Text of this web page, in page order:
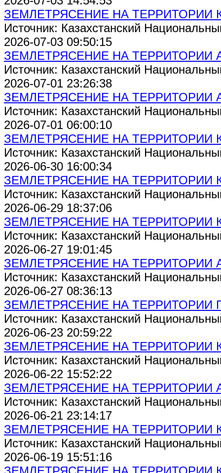
ЗЕМЛЕТРЯСЕНИЕ НА ТЕРРИТОРИИ
Источник: Казахстанский
2026-07-03 09:50:15
ЗЕМЛЕТРЯСЕНИЕ НА ТЕРРИТОРИИ
Источник: Казахстанский
2026-07-01 23:26:38
ЗЕМЛЕТРЯСЕНИЕ НА ТЕРРИТОРИИ
Источник: Казахстанский
2026-07-01 06:00:10
ЗЕМЛЕТРЯСЕНИЕ НА ТЕРРИТОРИИ
Источник: Казахстанский
2026-06-30 16:00:34
ЗЕМЛЕТРЯСЕНИЕ НА ТЕРРИТОРИИ
Источник: Казахстанский
2026-06-29 18:37:06
ЗЕМЛЕТРЯСЕНИЕ НА ТЕРРИТОРИИ
Источник: Казахстанский
2026-06-27 19:01:45
ЗЕМЛЕТРЯСЕНИЕ НА ТЕРРИТОРИИ
Источник: Казахстанский
2026-06-27 08:36:13
ЗЕМЛЕТРЯСЕНИЕ НА ТЕРРИТОРИИ
Источник: Казахстанский
2026-06-23 20:59:22
ЗЕМЛЕТРЯСЕНИЕ НА ТЕРРИТОРИИ
Источник: Казахстанский
2026-06-22 15:52:22
ЗЕМЛЕТРЯСЕНИЕ НА ТЕРРИТОРИИ
Источник: Казахстанский
2026-06-21 23:14:17
ЗЕМЛЕТРЯСЕНИЕ НА ТЕРРИТОРИИ
Источник: Казахстанский
2026-06-19 15:51:16